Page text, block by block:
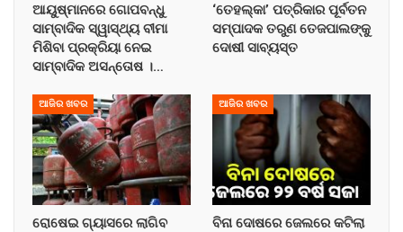
ଆୟୁଷ୍ମାନରେ ଗୋପବନ୍ଧୁ
ସାମ୍ବାଦିକ ସ୍ୱାସ୍ଥ୍ୟ ବୀମା
ମିଶିବା ପ୍ରକ୍ରିୟା ନେଇ
ସାମ୍ବାଦିକ ଅସନ୍ତୋଷ ।…
‘ତେହଲ୍‌କା’ ପତ୍ରିକାର ପୂର୍ବତନ
ସମ୍ପାଦକ ତରୁଣ ତେଜପାଲଙ୍କୁ
ଦୋଷୀ ସାବ୍ୟସ୍ତ
ଆଜିର ଖବର
ରୋଷେଇ ଗ୍ୟାସରେ ଲାଗିବ
ଆଜିର ଖବର
ବିନା ଦୋଷରେ ଜେଲରେ କଟିଲା